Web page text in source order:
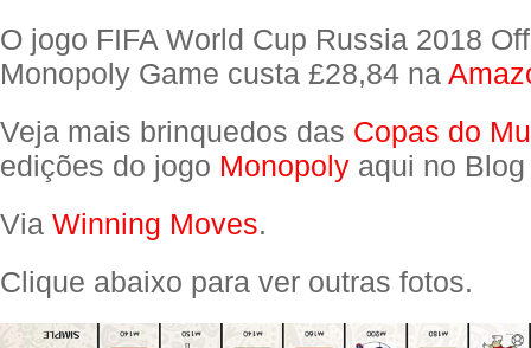
O jogo FIFA World Cup Russia 2018
Monopoly Game custa £28,84 na
Veja mais brinquedos das Copas do
edições do jogo Monopoly aqui no
Via Winning Moves.
Clique abaixo para ver outras fotos.